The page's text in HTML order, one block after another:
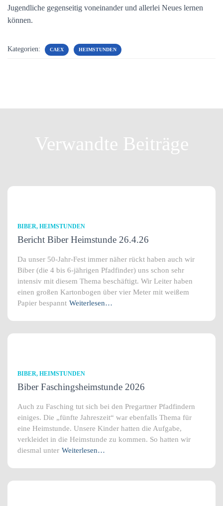
Jugendliche gegenseitig voneinander und allerlei Neues lernen
können.
Kategorien: CAEX HEIMSTUNDEN
Verwandte Beiträge
BIBER HEIMSTUNDEN
Bericht Biber Heimstunde 26.4.26
Da unser 50-Jahr-Fest immer näher rückt haben auch wir
Biber (die 4 bis 6-jährigen Pfadfinder) uns schon sehr
intensiv mit diesem Thema beschäftigt. Wir Leiter haben
einen großen Kartonbogen über vier Meter mit weißem
Papier bespannt Weiterlesen…
BIBER HEIMSTUNDEN
Biber Faschingsheimstunde 2026
Auch zu Fasching tut sich bei den Pregartner Pfadfindern
einiges. Die „fünfte Jahreszeit“ war ebenfalls Thema für
eine Heimstunde. Unsere Kinder hatten die Aufgabe,
verkleidet in die Heimstunde zu kommen. So hatten wir
diesmal unter Weiterlesen…